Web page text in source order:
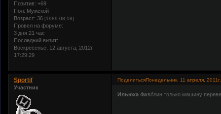
Позитив: +69
Пол: Мужской
Возраст: 36 [1989-08-18]
Провел на форуме:
3 дня 21 час
Последний визит:
Воскресенье, 12 августа, 2012г.
17:29:29
ПоделитьсяПонедельник, 11 апреля,
Sportif
Участник
Ильюха 4wsблин только машину